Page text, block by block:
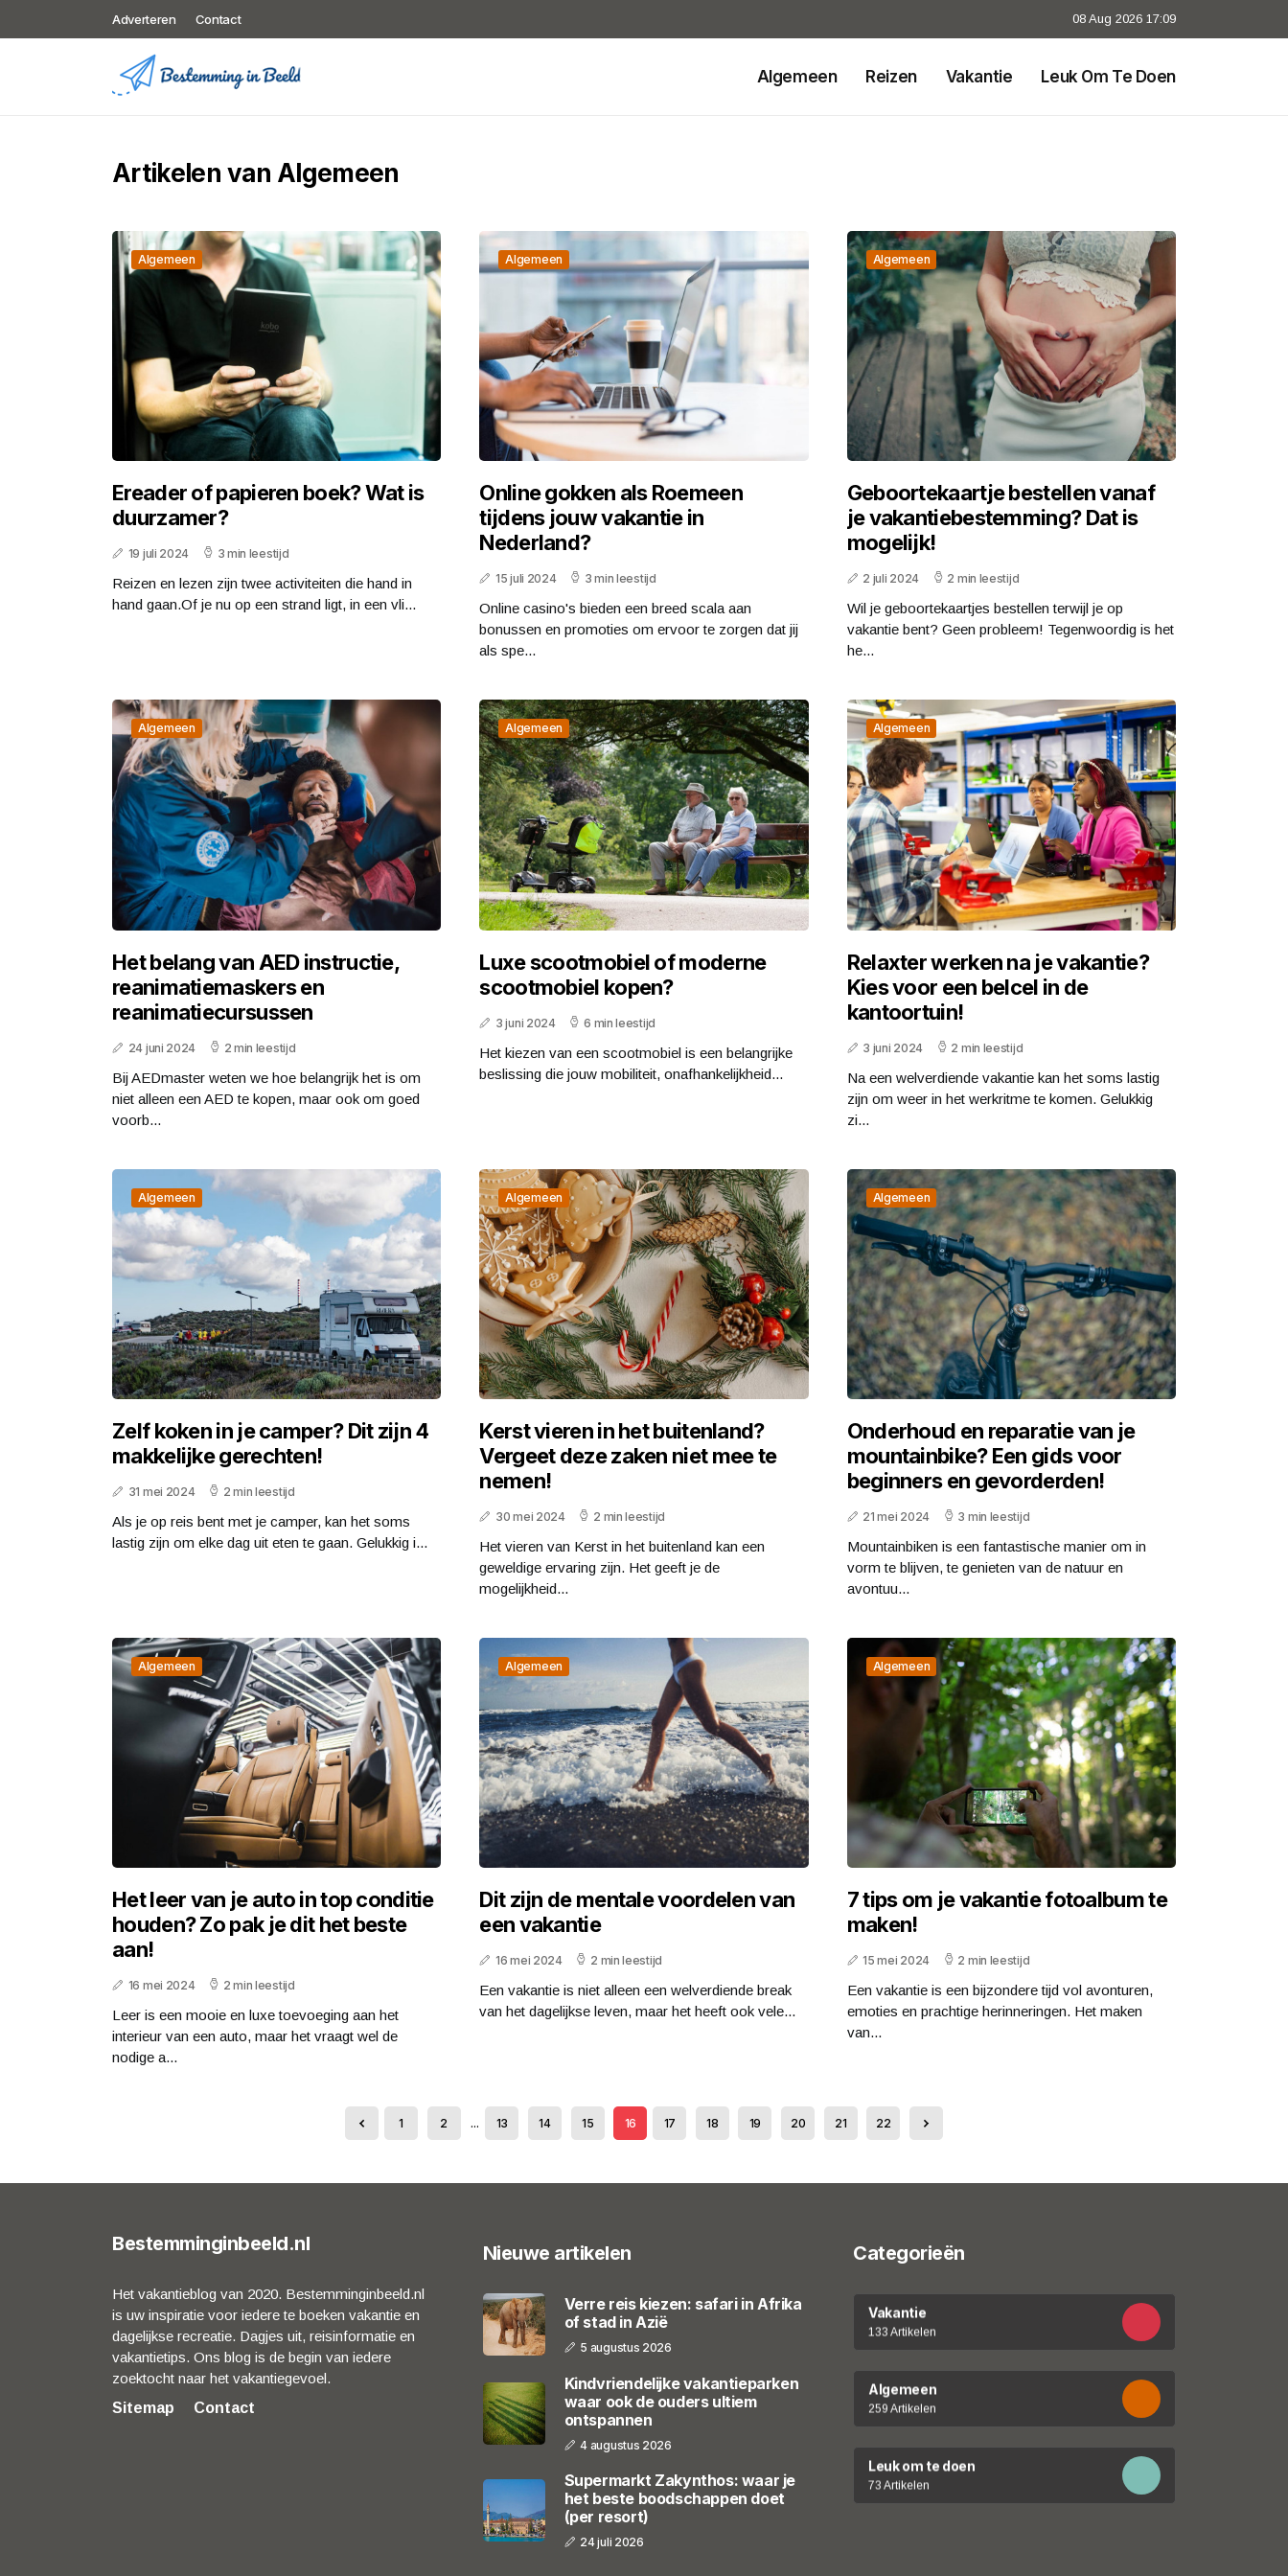
Adverteren Contact 08 Aug 2026 17:09
Algemeen Reizen Vakantie Leuk Om Te Doen
Artikelen van Algemeen
Algemeen
Ereader of papieren boek? Wat is
duurzamer?
19 juli 2024 3 min leestijd
Reizen en lezen zijn twee activiteiten die hand in
hand gaan.Of je nu op een strand ligt, in een vli...
Algemeen
Online gokken als Roemeen
tijdens jouw vakantie in
Nederland?
15 juli 2024 3 min leestijd
Online casino's bieden een breed scala aan
bonussen en promoties om ervoor te zorgen dat jij
als spe...
Algemeen
Geboortekaartje bestellen vanaf
je vakantiebestemming? Dat is
mogelijk!
2 juli 2024 2 min leestijd
Wil je geboortekaartjes bestellen terwijl je op
vakantie bent? Geen probleem! Tegenwoordig is het
he...
Algemeen
Het belang van AED instructie,
reanimatiemaskers en
reanimatiecursussen
24 juni 2024 2 min leestijd
Bij AEDmaster weten we hoe belangrijk het is om
niet alleen een AED te kopen, maar ook om goed
voorb...
Algemeen
Luxe scootmobiel of moderne
scootmobiel kopen?
3 juni 2024 6 min leestijd
Het kiezen van een scootmobiel is een belangrijke
beslissing die jouw mobiliteit, onafhankelijkheid...
Algemeen
Relaxter werken na je vakantie?
Kies voor een belcel in de
kantoortuin!
3 juni 2024 2 min leestijd
Na een welverdiende vakantie kan het soms lastig
zijn om weer in het werkritme te komen. Gelukkig
zi...
Algemeen
Zelf koken in je camper? Dit zijn 4
makkelijke gerechten!
31 mei 2024 2 min leestijd
Als je op reis bent met je camper, kan het soms
lastig zijn om elke dag uit eten te gaan. Gelukkig i...
Algemeen
Kerst vieren in het buitenland?
Vergeet deze zaken niet mee te
nemen!
30 mei 2024 2 min leestijd
Het vieren van Kerst in het buitenland kan een
geweldige ervaring zijn. Het geeft je de
mogelijkheid...
Algemeen
Onderhoud en reparatie van je
mountainbike? Een gids voor
beginners en gevorderden!
21 mei 2024 3 min leestijd
Mountainbiken is een fantastische manier om in
vorm te blijven, te genieten van de natuur en
avontuu...
Algemeen
Het leer van je auto in top conditie
houden? Zo pak je dit het beste
aan!
16 mei 2024 2 min leestijd
Leer is een mooie en luxe toevoeging aan het
interieur van een auto, maar het vraagt wel de
nodige a...
Algemeen
Dit zijn de mentale voordelen van
een vakantie
16 mei 2024 2 min leestijd
Een vakantie is niet alleen een welverdiende break
van het dagelijkse leven, maar het heeft ook vele...
Algemeen
7 tips om je vakantie fotoalbum te
maken!
15 mei 2024 2 min leestijd
Een vakantie is een bijzondere tijd vol avonturen,
emoties en prachtige herinneringen. Het maken
van...
1 2 ... 13 14 15 16 17 18 19 20 21 22
Bestemminginbeeld.nl
Het vakantieblog van 2020. Bestemminginbeeld.nl
is uw inspiratie voor iedere te boeken vakantie en
dagelijkse recreatie. Dagjes uit, reisinformatie en
vakantietips. Ons blog is de begin van iedere
zoektocht naar het vakantiegevoel.
Sitemap
Contact
Nieuwe artikelen
Verre reis kiezen: safari in Afrika
of stad in Azië
5 augustus 2026
Kindvriendelijke vakantieparken
waar ook de ouders ultiem
ontspannen
4 augustus 2026
Supermarkt Zakynthos: waar je
het beste boodschappen doet
(per resort)
24 juli 2026
Categorieën
Vakantie
133 Artikelen
Algemeen
259 Artikelen
Leuk om te doen
73 Artikelen